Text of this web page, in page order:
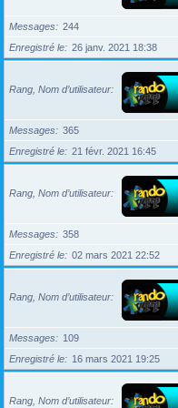
Messages
244
Enregistré le
26 janv. 2021 18:38
Rang, Nom d’utilisateur
Messages
365
Enregistré le
21 févr. 2021 16:45
Rang, Nom d’utilisateur
Messages
358
Enregistré le
02 mars 2021 22:52
Rang, Nom d’utilisateur
Messages
109
Enregistré le
16 mars 2021 19:25
Rang, Nom d’utilisateur